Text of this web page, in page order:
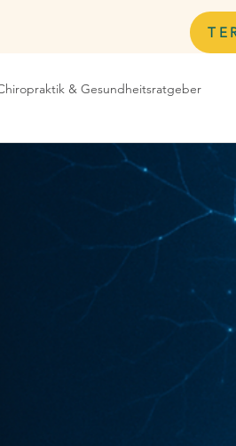
& Gesundheitsratgeber